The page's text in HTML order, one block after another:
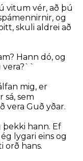
vitum vér, að þú
og
skuli aldrei að
Hann dó, og
vera?``
mig, er
sá, sem
vera Guð yðar.
þekki hann. Ef
lygari eins og
orð hans.